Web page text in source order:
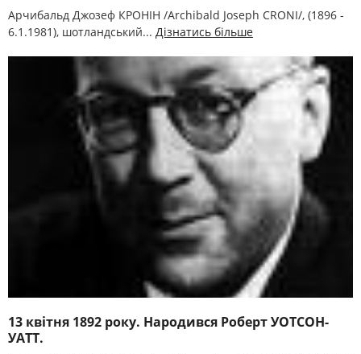
Арчибальд Джозеф КРОНІН /Archіbald Joseph CRONІ/, (1896 -
6.1.1981), шотландський... Дізнатись більше
13 квітня 1892 року. Народився Роберт УОТСОН-
УАТТ.